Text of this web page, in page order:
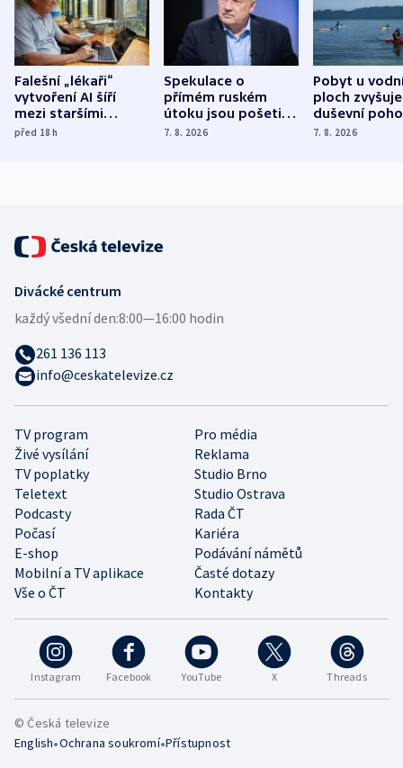
Falešní „lékaři“
vytvoření AI šíří
mezi staršími
Poláky nebezpečné
před 18h
Spekulace o
přímém ruském
útoku jsou pošetilé,
míní estonský
7. 8. 2026
Pobyt u
ploch zvyšuje
duševní
ukázala
7. 8. 2026
Instagram Facebook YouTube X Threads
TV program
Pro média
Živé vysílání
Reklama
TV poplatky
Studio Brno
Teletext
Studio Ostrava
Podcasty
Rada ČT
Počasí
Kariéra
E-shop
Podávání námětů
Mobilní a TV aplikace
Časté dotazy
Vše o ČT
Kontakty
Divácké centrum
každý všední den:8:00—16:00 hodin
261 136 113
info@ceskatelevize.cz
© Česká televize
English•Ochrana soukromí•Přístupnost